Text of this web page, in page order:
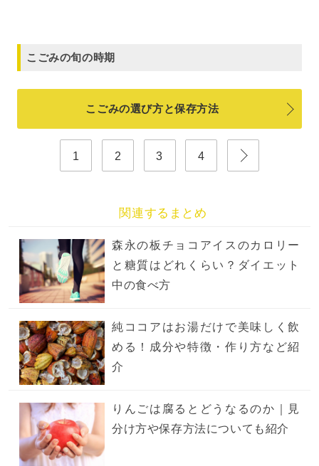
こごみの旬の時期
こごみの選び方と保存方法
1 2 3 4
関連するまとめ
森永の板チョコアイスのカロリー
と糖質はどれくらい？ダイエット
中の食べ方
純ココアはお湯だけで美味しく飲
める！成分や特徴・作り方など紹
介
りんごは腐るとどうなるのか｜見
分け方や保存方法についても紹介